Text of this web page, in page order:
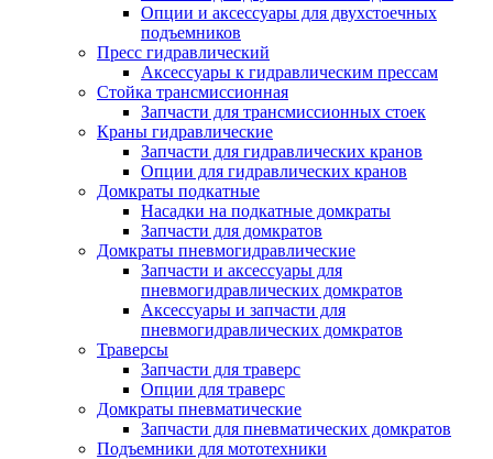
Опции и аксессуары для двухстоечных
подъемников
Пресс гидравлический
Аксессуары к гидравлическим прессам
Стойка трансмиссионная
Запчасти для трансмиссионных стоек
Краны гидравлические
Запчасти для гидравлических кранов
Опции для гидравлических кранов
Домкраты подкатные
Насадки на подкатные домкраты
Запчасти для домкратов
Домкраты пневмогидравлические
Запчасти и аксессуары для
пневмогидравлических домкратов
Аксессуары и запчасти для
пневмогидравлических домкратов
Траверсы
Запчасти для траверс
Опции для траверс
Домкраты пневматические
Запчасти для пневматических домкратов
Подъемники для мототехники